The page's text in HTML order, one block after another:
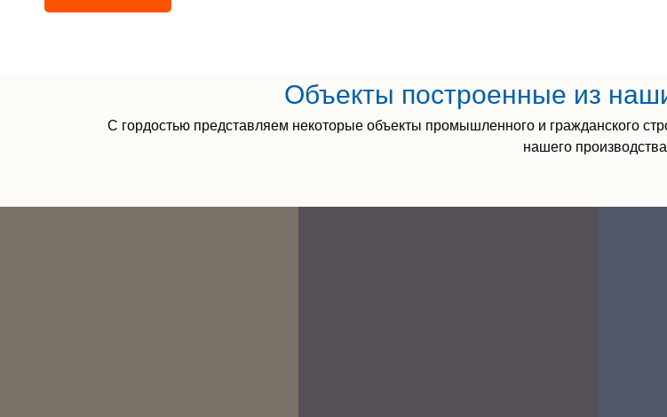
Объекты построенные из
С гордостью представляем некоторые объекты промышленного и гражданского
нашего